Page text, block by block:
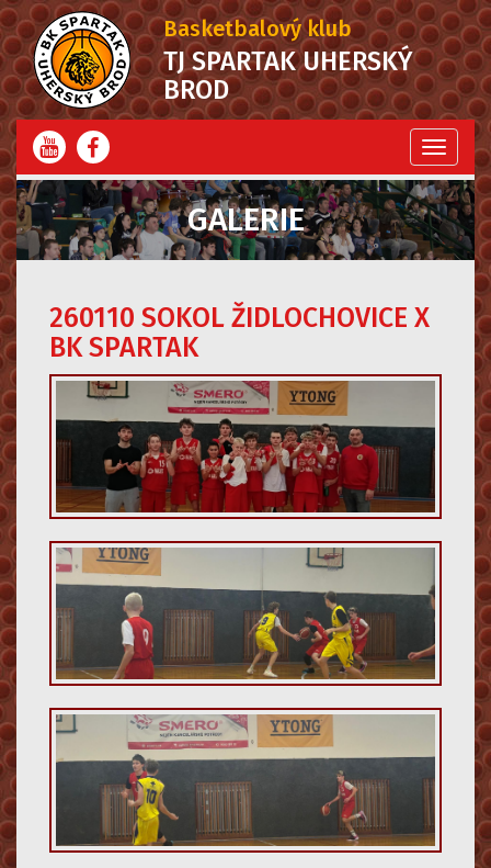
Basketbalový klub
TJ SPARTAK UHERSKÝ
BROD
Menu
GALERIE
260110 SOKOL ŽIDLOCHOVICE X
BK SPARTAK